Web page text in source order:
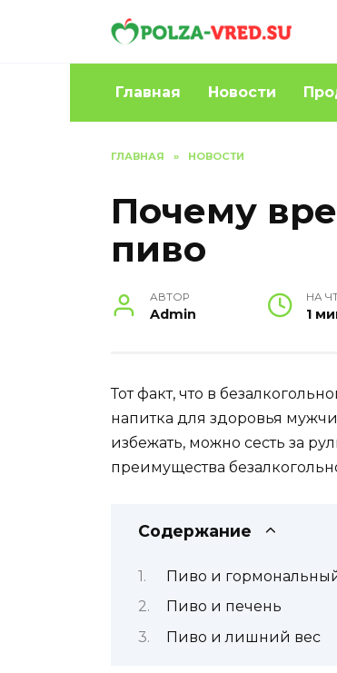
Главная Новости
ГЛАВНАЯ » НОВОСТИ
Почему
пиво
АВТОР
Admin
НА
1
Тот факт, что в
напитка для здоровья
избежать, можно сесть за
преимущества
Содержание
Пиво и
Пиво и печень
Пиво и лишний вес